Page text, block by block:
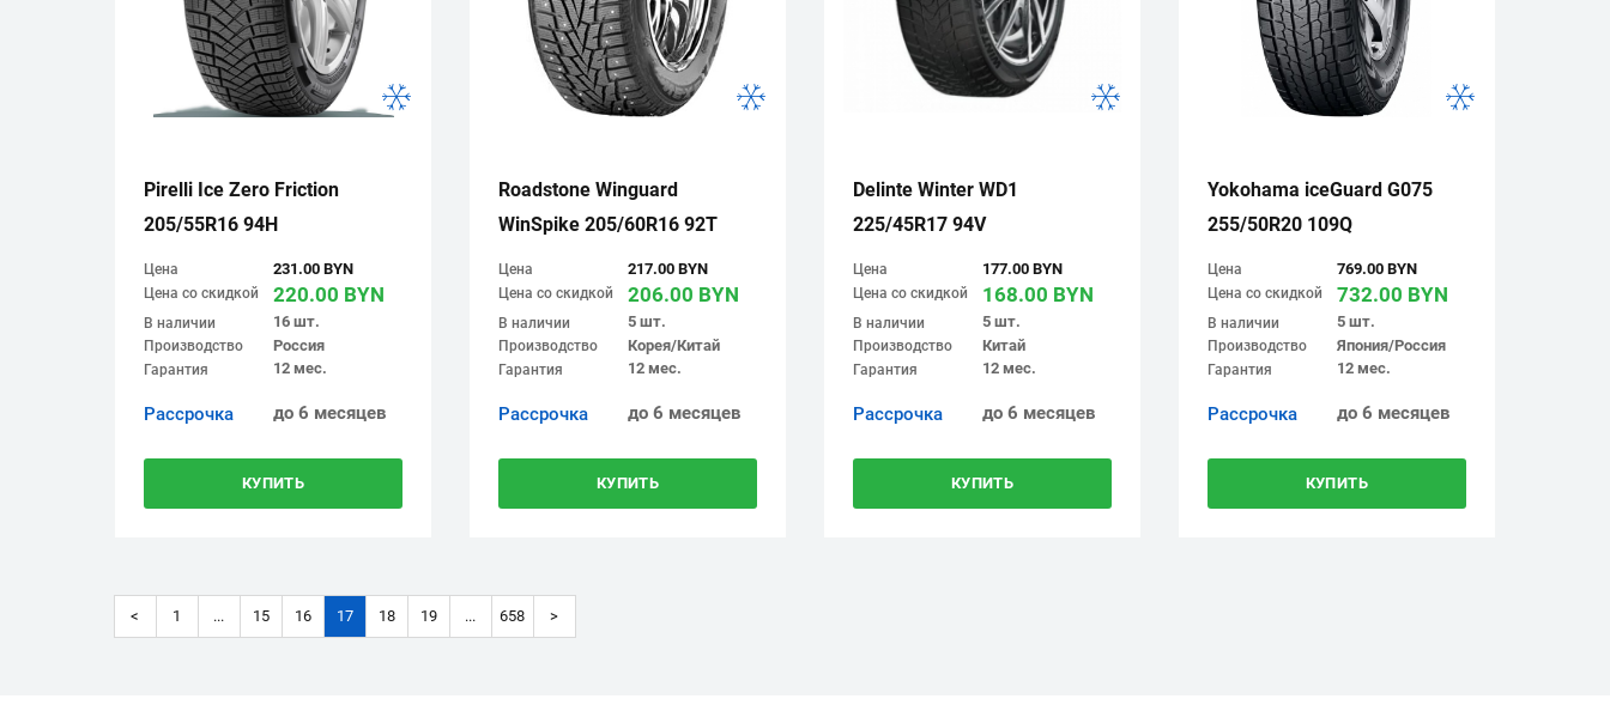
Pirelli Ice Zero Friction
205/55R16 94H
Цена 231.00 BYN
Цена со скидкой 220.00 BYN
В наличии 16 шт.
Производство Россия
Гарантия 12 мес.
Рассрочка до 6 месяцев
КУПИТЬ
Roadstone Winguard
WinSpike 205/60R16 92T
Цена 217.00 BYN
Цена со скидкой 206.00 BYN
В наличии 5 шт.
Производство Корея/Китай
Гарантия 12 мес.
Рассрочка до 6 месяцев
КУПИТЬ
Delinte Winter WD1
225/45R17 94V
Цена 177.00 BYN
Цена со скидкой 168.00 BYN
В наличии 5 шт.
Производство Китай
Гарантия 12 мес.
Рассрочка до 6 месяцев
КУПИТЬ
Yokohama iceGuard G075
255/50R20 109Q
Цена 769.00 BYN
Цена со скидкой 732.00 BYN
В наличии 5 шт.
Производство Япония/Россия
Гарантия 12 мес.
Рассрочка до 6 месяцев
КУПИТЬ
< 1 ... 15 16 17(current)
18 19 ... 658 >